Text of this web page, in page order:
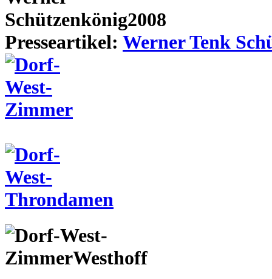
Presseartikel: Werner Tenk